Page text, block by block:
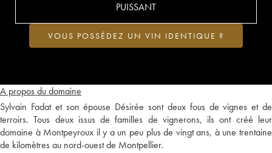
A propos du domaine
Sylvain Fadat et son épouse Désirée sont deux fous de vignes et de
terroirs. Tous deux issus de familles de vignerons, ils ont créé leur
domaine à Montpeyroux il y a un peu plus de vingt ans, à une trentaine
de kilomètres au nord-ouest de Montpellier.
PUISSANT
VOUS POSSÉDEZ UN VIN IDENTIQUE ?